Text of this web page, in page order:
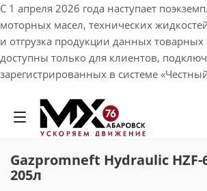
С 1 апреля 2026 года наступает
моторных масел, технических
и отгрузка продукции данных товарных
доступны только для клиентов,
зарегистрированных в системе
Gazpromneft Hydraulic HZF-
205л